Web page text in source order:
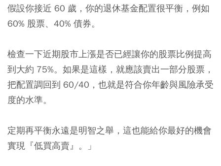
假設你接近 60 歲，你的退休基金配置很平衡，例如
60% 股票、40% 債券。
檢查一下近期股市上漲是否已經讓你的股票比例提高
到大約 75%。如果是這樣，就應該賣出一部分股票，
把配置調回到 60/40，也就是符合你年齡與風險承受
度的水準。
定期再平衡永遠是明智之舉，這也能給你最好的機會
實現『低買高賣』。」